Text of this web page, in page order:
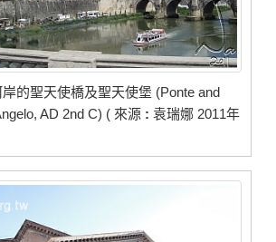
的聖天使橋及聖天使堡 (Ponte and
AD 2nd C) ( 來源 : 袁瑞娜 2011年